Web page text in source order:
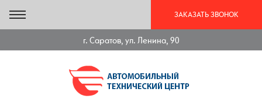
ЗАКАЗАТЬ ЗВОНОК
г. Саратов, ул. Ленина, 90